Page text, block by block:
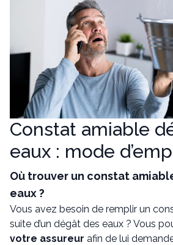
Constat amiable
eaux : mode
Où trouver un constat
eaux ?
Vous avez besoin de remplir un
suite d’un dégât des eaux ? Vous
votre assureur afin de lui